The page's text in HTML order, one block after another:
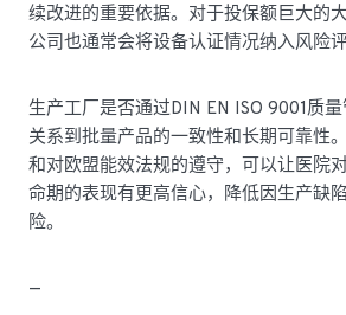
续改进的重要依据。对于投保额巨大的
公司也通常会将设备认证情况纳入风险
生产工厂是否通过DIN EN ISO 9001质
关系到批量产品的一致性和长期可靠性
和对欧盟能效法规的遵守，可以让医院
命期的表现有更高信心，降低因生产缺
险。
—